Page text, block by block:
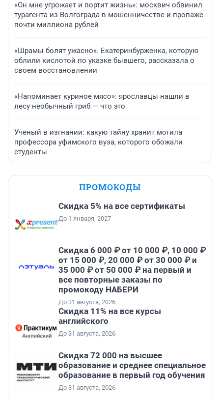
«Он мне угрожает и портит жизнь»: москвич обвинил
турагента из Волгограда в мошенничестве и пропаже
почти миллиона рублей
«Шрамы болят ужасно». Екатеринбурженка, которую
облили кислотой по указке бывшего, рассказала о
своем восстановлении
«Напоминает куриное мясо»: ярославцы нашли в
лесу необычный гриб — что это
Ученый в изгнании: какую тайну хранит могила
профессора уфимского вуза, которого обожали
студенты
ПРОМОКОДЫ
Скидка 5% на все сертификаты
До 1 января, 2027
Скидка 6 000 ₽ от 10 000 ₽, 10 000 ₽
от 15 000 ₽, 20 000 ₽ от 30 000 ₽ и
35 000 ₽ от 50 000 ₽ на первый и
все повторные заказы по
промокоду НАБЕРИ
До 31 августа, 2026
Скидка 11% на все курсы
английского
До 31 августа, 2026
Скидка 72 000 на высшее
образование и среднее специальное
образование в первый год обучения
До 31 августа, 2026